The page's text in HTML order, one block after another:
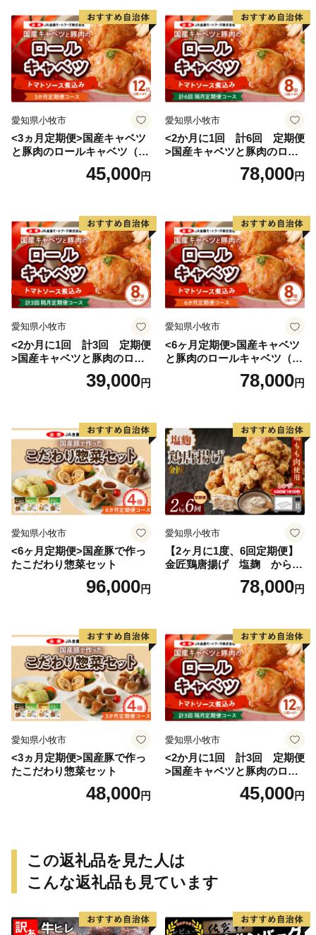
愛知県小牧市
<3ヵ月定期便>国産キャベツ
と豚肉のロールキャベツ（6P
45,000円
愛知県小牧市
<2か月に1回 計6回 定期便
>国産キャベツと豚肉のロー
ルキャベツ（4P入り）
78,000円
愛知県小牧市
<2か月に1回 計3回 定期便
>国産キャベツと豚肉のロー
ルキャベツ（4P入り）
39,000円
愛知県小牧市
<6ヶ月定期便>国産キャベツ
と豚肉のロールキャベツ（4P
78,000円
愛知県小牧市
<6ヶ月定期便>国産豚で作っ
たこだわり惣菜セット
96,000円
愛知県小牧市
【2ヶ月に1度、6回定期便】
金匠鶏唐揚げ 塩麹 からあ
78,000円
愛知県小牧市
<3ヵ月定期便>国産豚で作っ
たこだわり惣菜セット
48,000円
愛知県小牧市
<2か月に1回 計3回 定期便
>国産キャベツと豚肉のロー
ルキャベツ（6P入り）
45,000円
この返礼品を見た人は
こんな返礼品も見ています